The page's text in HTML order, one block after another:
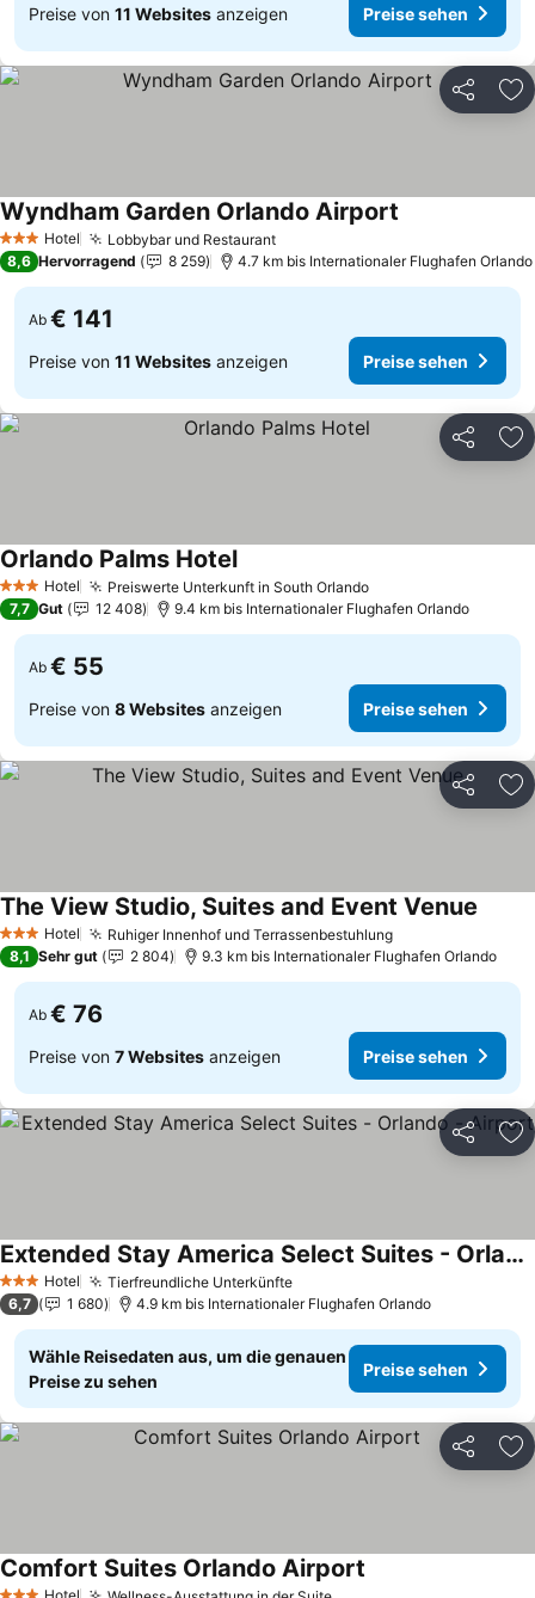
Preise von 11 Websites anzeigen Preise sehen
Teilen
3 SterneHotel Lobbybar und RestaurantPreise sehen
Wyndham Garden Orlando Airport
8,6 Hervorragend 8 259 4.7 km bis Internationaler Flughafen Orlando
Ab € 141
Preise von 11 Websites anzeigen Preise sehen
Teilen
3 SterneHotel Preiswerte Unterkunft in South OrlandoPreise sehen
Orlando Palms HotelPreise sehen
7,7 Gut 12 408 9.4 km bis Internationaler Flughafen Orlando
Ab € 55
Preise von 8 Websites anzeigen Preise sehen
Teilen
3 SterneHotel Ruhiger Innenhof und TerrassenbestuhlungPreise sehen
The View Studio, Suites and Event Venue
8,1 Sehr gut 2 804 9.3 km bis Internationaler Flughafen Orlando
Ab € 76
Preise von 7 Websites anzeigen Preise sehen
Teilen
3 SterneHotel Tierfreundliche UnterkünftePreise sehen
Extended Stay America Select Suites - Orlando - Airport
Preise sehen
6,7 1 680 4.9 km bis Internationaler Flughafen Orlando
Wähle Reisedaten aus, um die genauen
Preise zu sehen
Preise sehen
Teilen
Hotel
Comfort Suites Orlando Airport